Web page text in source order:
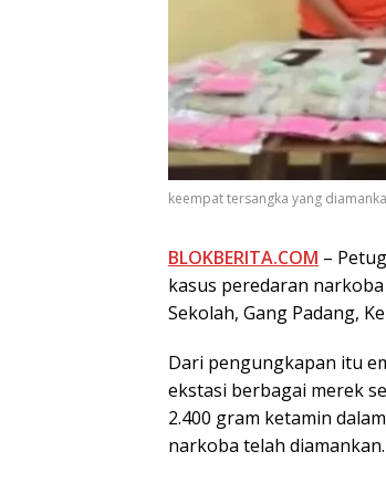
keempat tersangka yang
BLOKBERITA.COM –
kasus peredaran
Sekolah, Gang Padang,
Dari pengungkapan itu
ekstasi berbagai merek
2.400 gram ketamin
narkoba telah diamankan.